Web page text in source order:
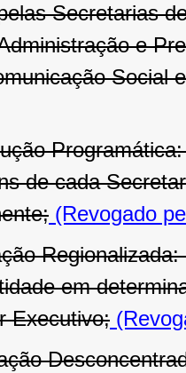
Secretarias
e
Social
de cada
(Revogado
em
Executivo;